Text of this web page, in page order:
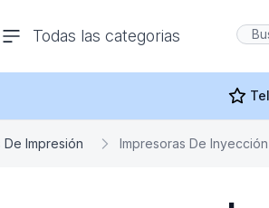
Todas las categorias
De Impresión Impresoras De